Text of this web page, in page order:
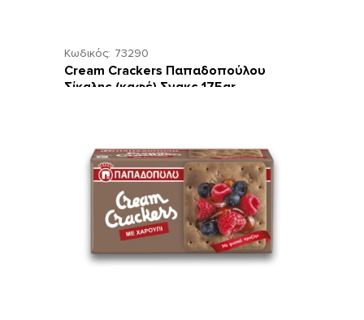
Κωδικός: 73290
Cream Crackers Παπαδοπούλου
Σίκαλης (καφέ) Σνακς 175gr